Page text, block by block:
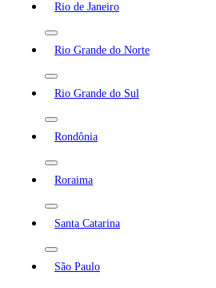
Rio de Janeiro
Rio Grande do Norte
Rio Grande do Sul
Rondônia
Roraima
Santa Catarina
São Paulo